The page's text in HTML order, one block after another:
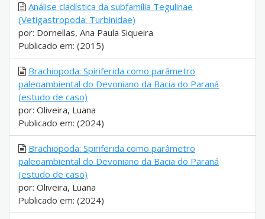
Análise cladística da subfamília Tegulinae
(Vetigastropoda: Turbinidae)
por: Dornellas, Ana Paula Siqueira
Publicado em: (2015)
Brachiopoda: Spiriferida como parâmetro
paleoambiental do Devoniano da Bacia do Paraná
(estudo de caso)
por: Oliveira, Luana
Publicado em: (2024)
Brachiopoda: Spiriferida como parâmetro
paleoambiental do Devoniano da Bacia do Paraná
(estudo de caso)
por: Oliveira, Luana
Publicado em: (2024)